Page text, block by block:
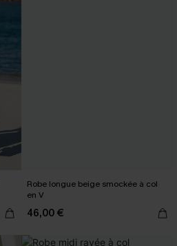
Robe longue beige smockée à col
en V
46,00 €